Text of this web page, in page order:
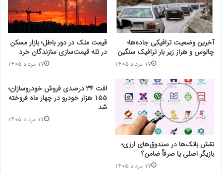
قیمت ملک در دور باطل؛ بازار مسکن
در تله قیمت‌سازی سازندگان خرد
۱۷ مرداد ۱۴۰۵
آخرین وضعیت ترافیکی جاده‌ها؛
چالوس و هراز زیر بار ترافیک سنگین
۱۷ مرداد ۱۴۰۵
افت ۳۴ درصدی فروش خودروسازان؛
۱۵۵ هزار خودرو در چهار ماه فروخته
شد
۱۷ مرداد ۱۴۰۵
نقش بانک‌ها در صندوق‌های ارزی؛
بازیگر اصلی یا صرفاً ضامن؟
۱۷ مرداد ۱۴۰۵